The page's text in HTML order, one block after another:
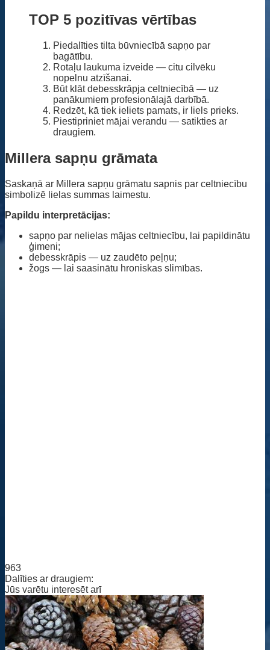
TOP 5 pozitīvas vērtības
Piedalīties tilta būvniecībā sapņo par
bagātību.
Rotaļu laukuma izveide — citu cilvēku
nopelnu atzīšanai.
Būt klāt debesskrāpja celtniecībā — uz
panākumiem profesionālajā darbībā.
Redzēt, kā tiek ieliets pamats, ir liels prieks.
Piestipriniet mājai verandu — satikties ar
draugiem.
Millera sapņu grāmata
Saskaņā ar Millera sapņu grāmatu sapnis par celtniecību
simbolizē lielas summas laimestu.
Papildu interpretācijas:
sapņo par nelielas mājas celtniecību, lai papildinātu
ģimeni;
debesskrāpis — uz zaudēto peļņu;
žogs — lai saasinātu hroniskas slimības.
963
Dalīties ar draugiem:
Jūs varētu interesēt arī